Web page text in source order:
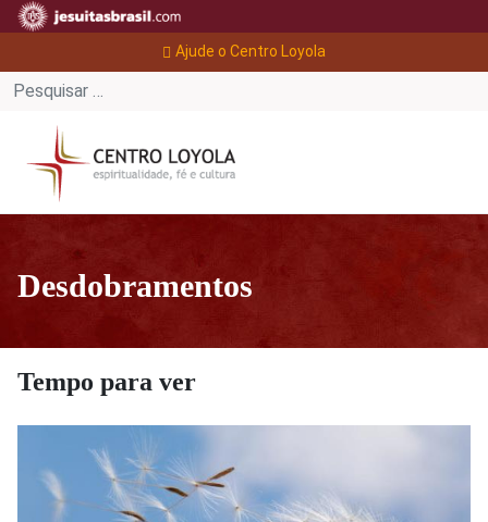
Ajude o Centro Loyola
Desdobramentos
Tempo para ver